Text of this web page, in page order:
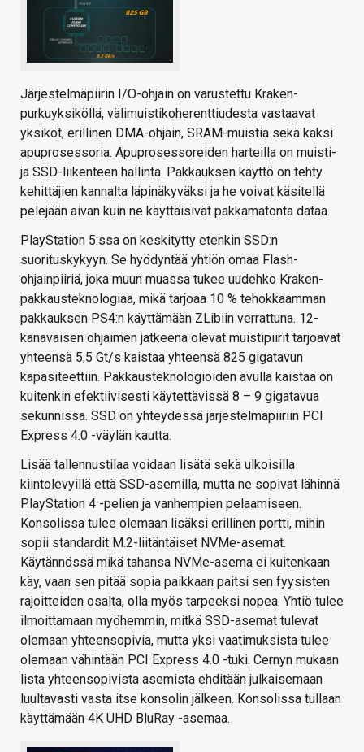
Järjestelmäpiirin I/O-ohjain on varustettu Kraken-
purkuyksiköllä, välimuistikoherenttiudesta vastaavat
yksiköt, erillinen DMA-ohjain, SRAM-muistia sekä kaksi
apuprosessoria. Apuprosessoreiden harteilla on muisti-
ja SSD-liikenteen hallinta. Pakkauksen käyttö on tehty
kehittäjien kannalta läpinäkyväksi ja he voivat käsitellä
pelejään aivan kuin ne käyttäisivät pakkamatonta dataa.
PlayStation 5:ssa on keskitytty etenkin SSD:n
suorituskykyyn. Se hyödyntää yhtiön omaa Flash-
ohjainpiiriä, joka muun muassa tukee uudehko Kraken-
pakkausteknologiaa, mikä tarjoaa 10 % tehokkaamman
pakkauksen PS4:n käyttämään ZLibiin verrattuna. 12-
kanavaisen ohjaimen jatkeena olevat muistipiirit tarjoavat
yhteensä 5,5 Gt/s kaistaa yhteensä 825 gigatavun
kapasiteettiin. Pakkausteknologioiden avulla kaistaa on
kuitenkin efektiivisesti käytettävissä 8 – 9 gigatavua
sekunnissa. SSD on yhteydessä järjestelmäpiiriin PCI
Express 4.0 -väylän kautta.
Lisää tallennustilaa voidaan lisätä sekä ulkoisilla
kiintolevyillä että SSD-asemilla, mutta ne sopivat lähinnä
PlayStation 4 -pelien ja vanhempien pelaamiseen.
Konsolissa tulee olemaan lisäksi erillinen portti, mihin
sopii standardit M.2-liitäntäiset NVMe-asemat.
Käytännössä mikä tahansa NVMe-asema ei kuitenkaan
käy, vaan sen pitää sopia paikkaan paitsi sen fyysisten
rajoitteiden osalta, olla myös tarpeeksi nopea. Yhtiö tulee
ilmoittamaan myöhemmin, mitkä SSD-asemat tulevat
olemaan yhteensopivia, mutta yksi vaatimuksista tulee
olemaan vähintään PCI Express 4.0 -tuki. Cernyn mukaan
lista yhteensopivista asemista ehditään julkaisemaan
luultavasti vasta itse konsolin jälkeen. Konsolissa tullaan
käyttämään 4K UHD BluRay -asemaa.